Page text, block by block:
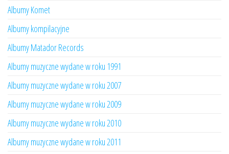
Albumy Komet
Albumy kompilacyjne
Albumy Matador Records
Albumy muzyczne wydane w roku 1991
Albumy muzyczne wydane w roku 2007
Albumy muzyczne wydane w roku 2009
Albumy muzyczne wydane w roku 2010
Albumy muzyczne wydane w roku 2011